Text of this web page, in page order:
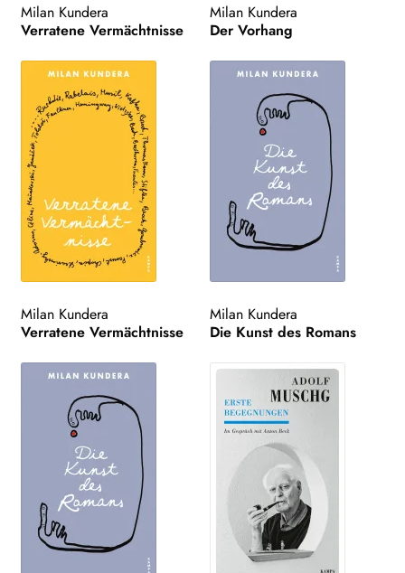
Milan Kundera
Verratene Vermächtnisse
Milan Kundera
Der Vorhang
Milan Kundera
Verratene Vermächtnisse
Milan Kundera
Die Kunst des Romans